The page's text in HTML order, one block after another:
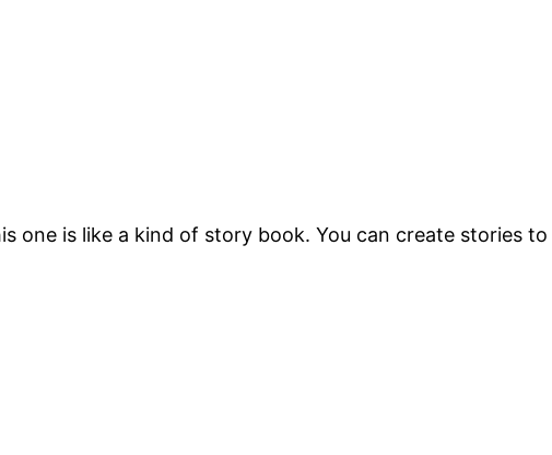
one is like a kind of story book. You can create stories